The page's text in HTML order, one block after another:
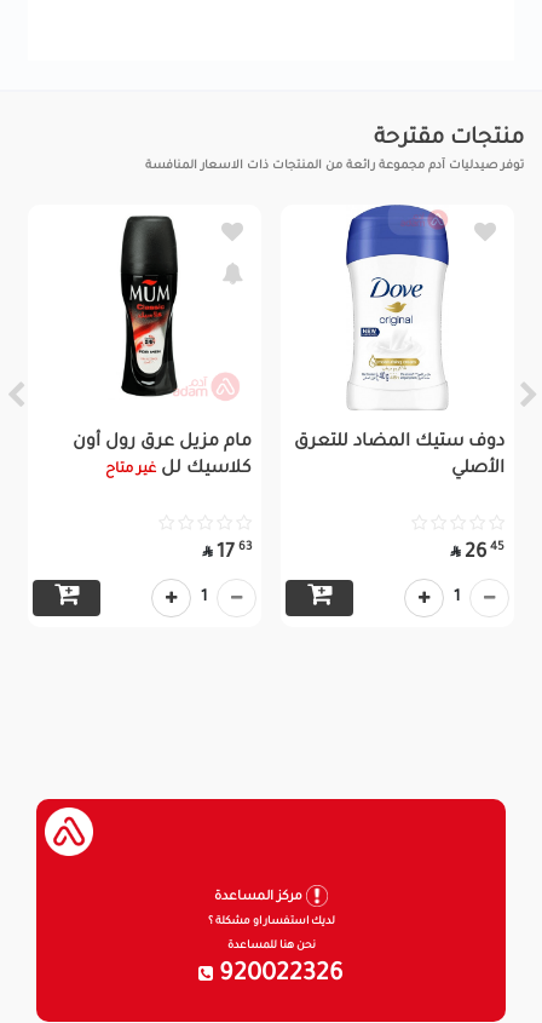
منتجات مقترحة
توفر صيدليات آدم مجموعة رائعة من المنتجات ذات الاسعار المنافسة
دوف ستيك المضاد للتعرق
الأصلي
45
26

1
مام مزيل عرق رول أون
كلاسيك لل غير متاح
63
17

1
مركز المساعدة
لديك استفسار او مشكلة ؟
نحن هنا للمساعدة
920022326